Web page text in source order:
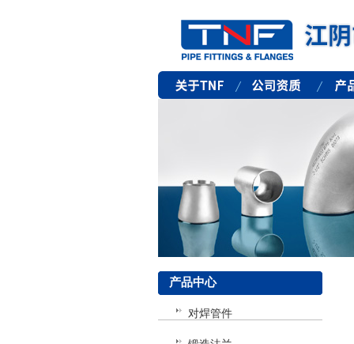
产品中心
对焊管件